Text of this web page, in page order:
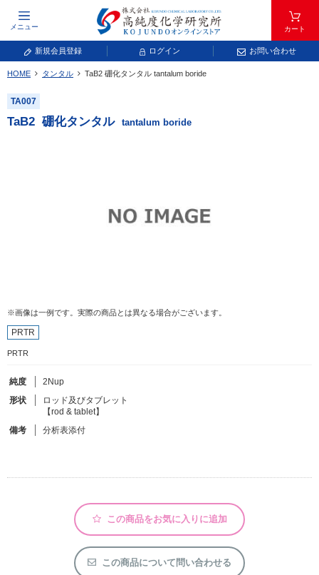
メニュー カート
新規会員登録 ログイン お問い合わせ
元素記号で検索する
元素周期表をタップすると、拡大表示されます。拡大した表から元素記号をタップ
し、一覧へ移動してください。
キーワードで検索する
カタログコードで検索
化学式で検索
和名・英名で検索
HOME タンタル TaB2 硼化タンタル tantalum boride
TA007
TaB2 硼化タンタル tantalum boride
※画像は一例です。実際の商品とは異なる場合がございます。
PRTR
PRTR
純度
2Nup
形状
ロッド及びタブレット
【rod & tablet】
備考
分析表添付
この商品をお気に入りに追加
この商品について問い合わせる